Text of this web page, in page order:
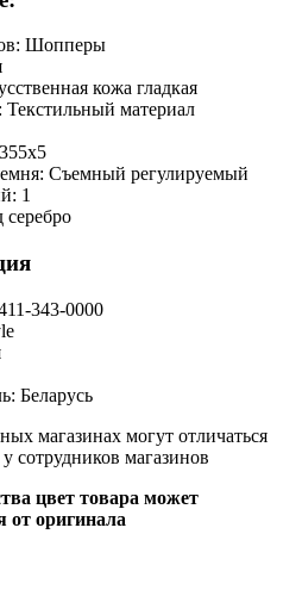
Шопперы
кожа гладкая
Текстильный материал
Съемный регулируемый
1
серебро
343-0000
Беларусь
магазинах могут отличаться
сотрудников магазинов
цвет товара может
от оригинала